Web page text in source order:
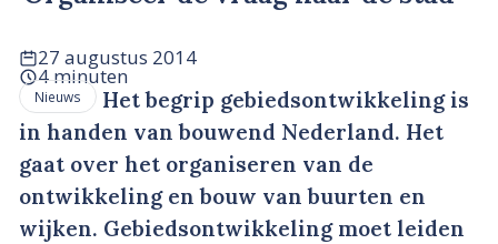
27 augustus 2014
4 minuten
Nieuws
Het begrip gebiedsontwikkeling is
in handen van bouwend Nederland. Het
gaat over het organiseren van de
ontwikkeling en bouw van buurten en
wijken. Gebiedsontwikkeling moet leiden